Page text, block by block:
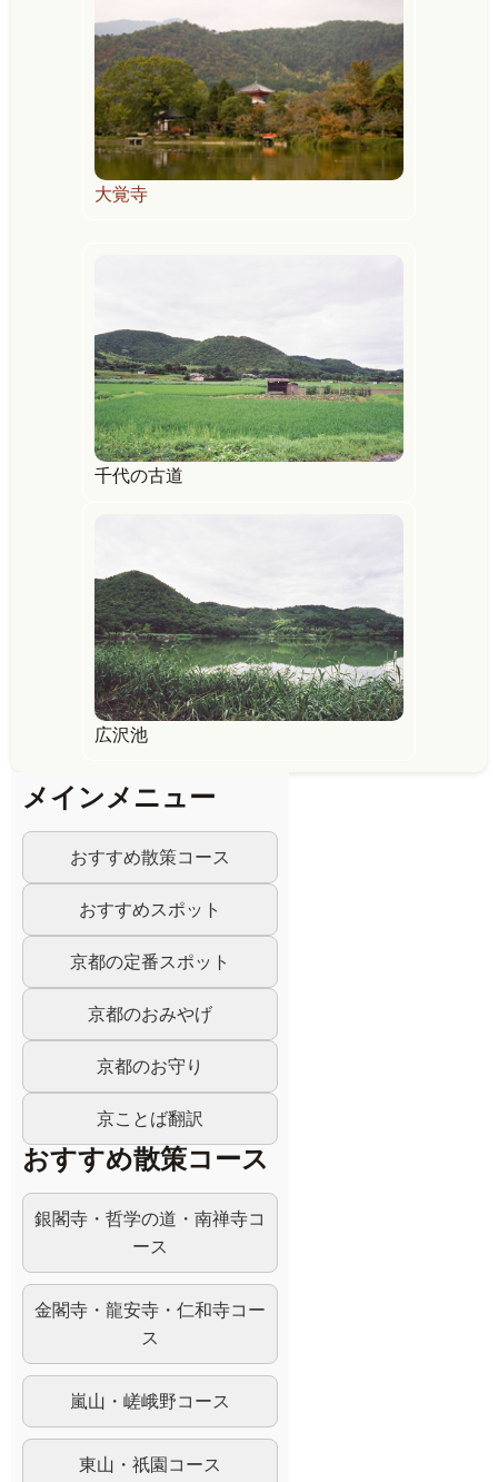
メインメニュー
おすすめ散策コース
おすすめスポット
京都の定番スポット
京都のおみやげ
京都のお守り
京ことば翻訳
おすすめ散策コース
銀閣寺・哲学の道・南禅寺コ
ース
金閣寺・龍安寺・仁和寺コー
ス
嵐山・嵯峨野コース
東山・祇園コース
大覚寺
千代の古道
広沢池